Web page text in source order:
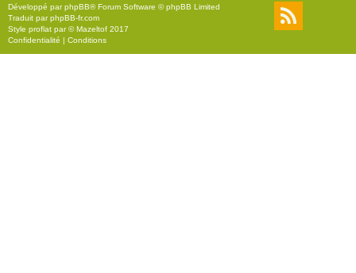
r
Développé parphpBB® Forum Software © phpBB Limited
Traduit parphpBB-fr.com
Style proflat par ©Mazeltof 2017
Confidentialité | Conditions